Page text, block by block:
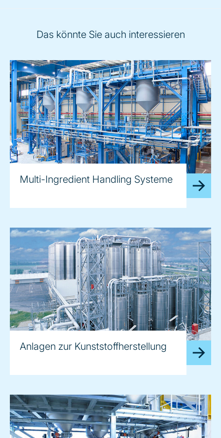
Das könnte Sie auch interessieren
Multi-Ingredient Handling Systeme
Anlagen zur Kunststoffherstellung